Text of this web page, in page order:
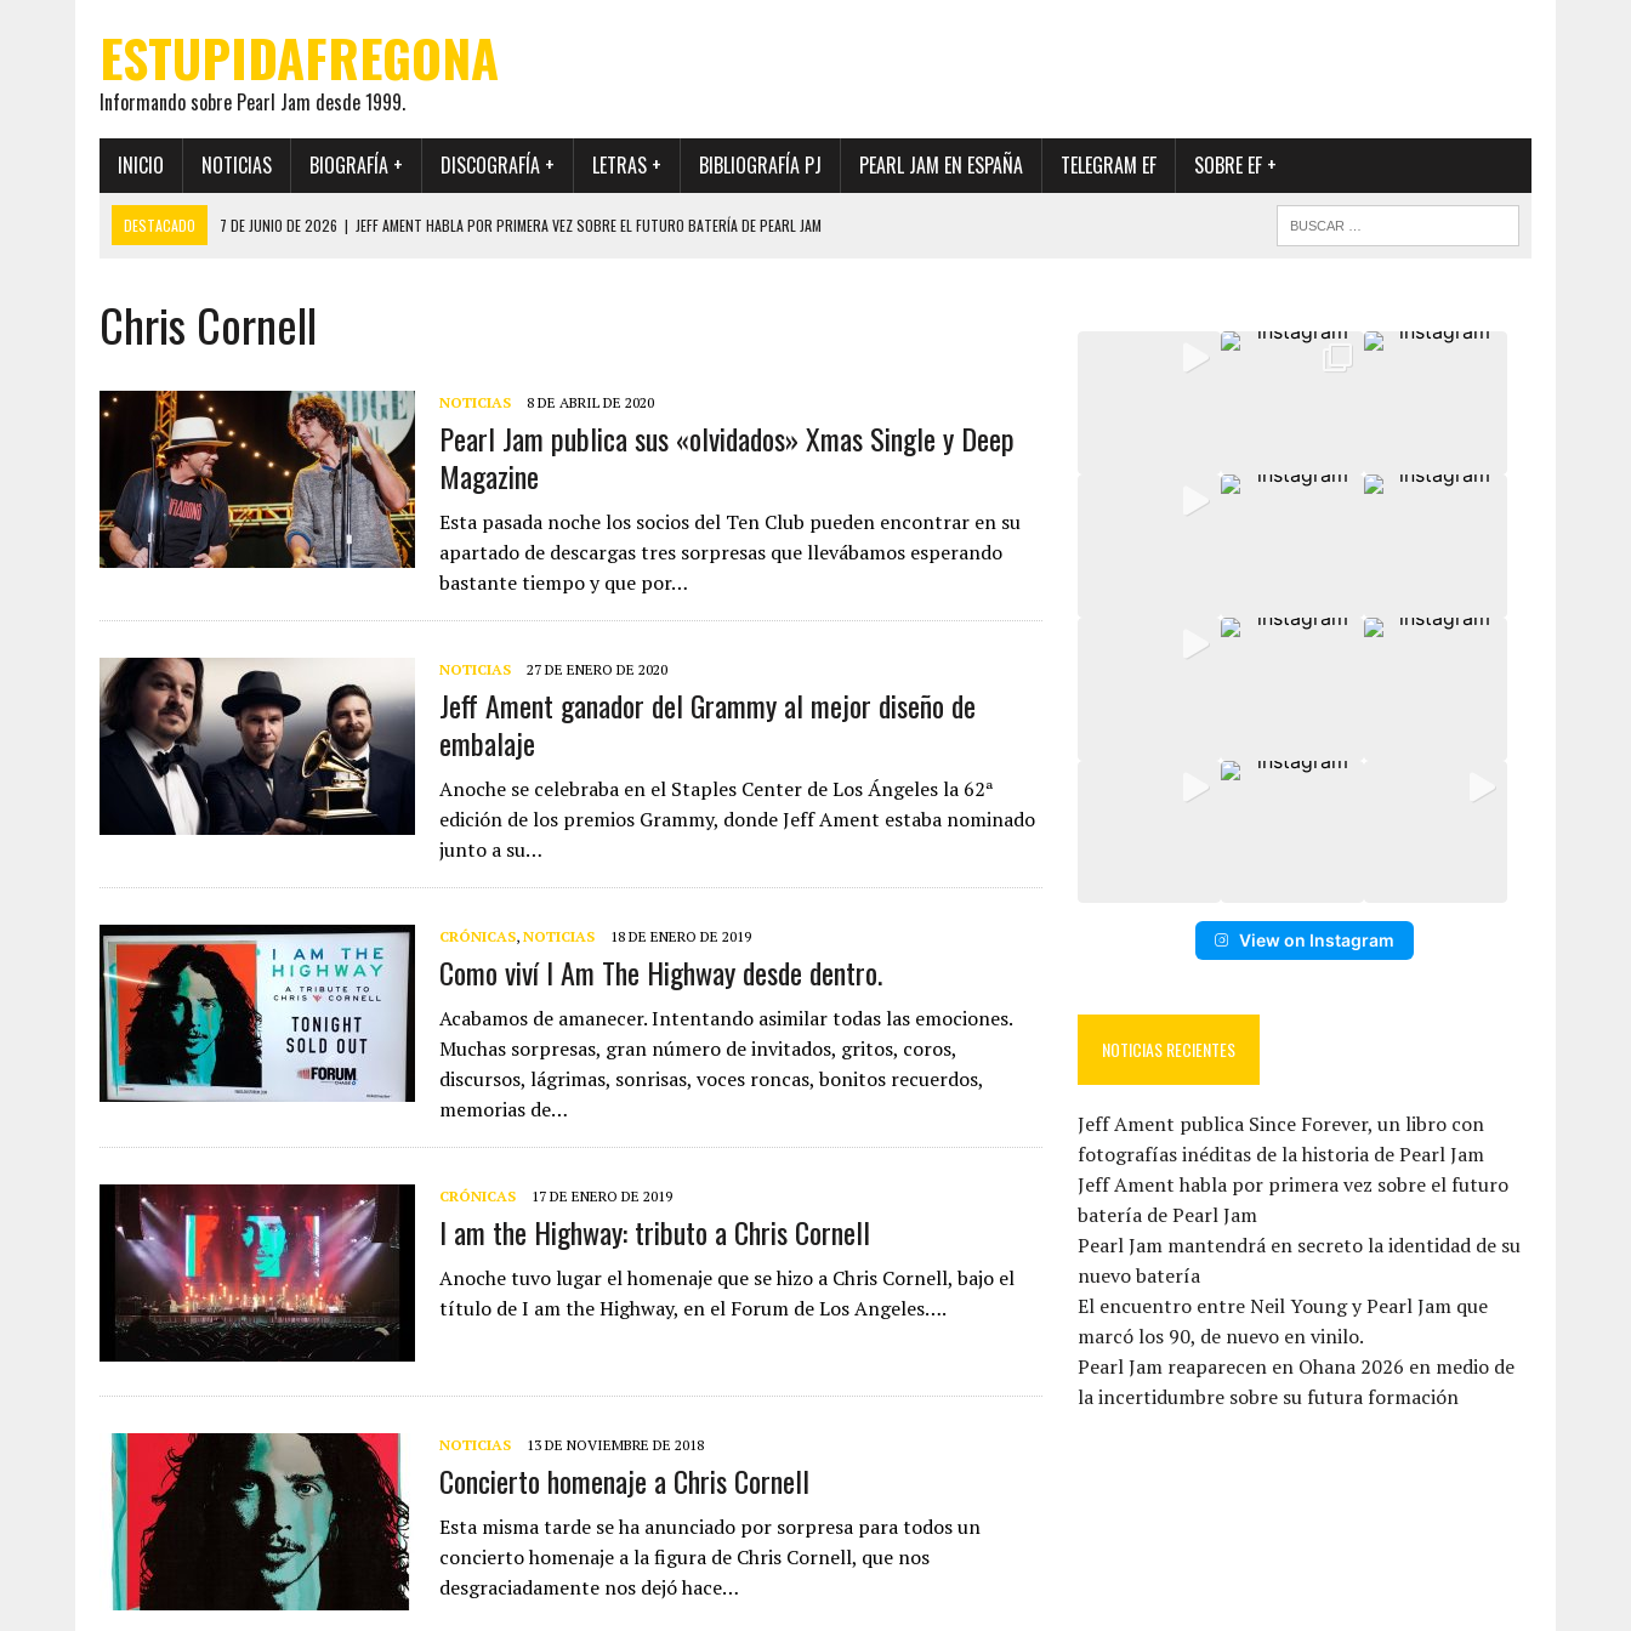
ESTUPIDAFREGONA
Informando sobre Pearl Jam desde 1999.
INICIO NOTICIAS BIOGRAFÍA + DISCOGRAFÍA + LETRAS + BIBLIOGRAFÍA PJ PEARL JAM EN ESPAÑA TELEGRAM EF SOBRE EF +
DESTACADO 7 DE JUNIO DE 2026 | JEFF AMENT HABLA POR PRIMERA VEZ SOBRE EL FUTURO BATERÍA DE PEARL JAM
19 DE MAYO DE 2026
EL ENCUENTRO ENTRE NEIL YOUNG Y PEARL JAM QUE MARCÓ LOS 90, DE NUEVO EN VINILO.
12 DE MAYO DE 2026
PEARL JAM REAPARECEN EN OHANA 2026 EN MEDIO DE LA INCERTIDUMBRE SOBRE SU FUTURA FORMACIÓN
Chris Cornell
NOTICIAS 8 DE ABRIL DE 2020
Pearl Jam publica sus «olvidados» Xmas Single y Deep
Magazine
Esta pasada noche los socios del Ten Club pueden encontrar en su
apartado de descargas tres sorpresas que llevábamos esperando
bastante tiempo y que por…
NOTICIAS 27 DE ENERO DE 2020
Jeff Ament ganador del Grammy al mejor diseño de
embalaje
Anoche se celebraba en el Staples Center de Los Ángeles la 62ª
edición de los premios Grammy, donde Jeff Ament estaba nominado
junto a su…
CRÓNICAS, NOTICIAS 18 DE ENERO DE 2019
Como viví I Am The Highway desde dentro.
Acabamos de amanecer. Intentando asimilar todas las emociones.
Muchas sorpresas, gran número de invitados, gritos, coros,
discursos, lágrimas, sonrisas, voces roncas, bonitos recuerdos,
memorias de…
CRÓNICAS 17 DE ENERO DE 2019
I am the Highway: tributo a Chris Cornell
Anoche tuvo lugar el homenaje que se hizo a Chris Cornell, bajo el
título de I am the Highway, en el Forum de Los Angeles….
NOTICIAS 13 DE NOVIEMBRE DE 2018
Concierto homenaje a Chris Cornell
Esta misma tarde se ha anunciado por sorpresa para todos un
concierto homenaje a la figura de Chris Cornell, que nos
desgraciadamente nos dejó hace…
View on Instagram
NOTICIAS RECIENTES
Jeff Ament publica Since Forever, un libro con
fotografías inéditas de la historia de Pearl Jam
Jeff Ament habla por primera vez sobre el futuro
batería de Pearl Jam
Pearl Jam mantendrá en secreto la identidad de su
nuevo batería
El encuentro entre Neil Young y Pearl Jam que
marcó los 90, de nuevo en vinilo.
Pearl Jam reaparecen en Ohana 2026 en medio de
la incertidumbre sobre su futura formación